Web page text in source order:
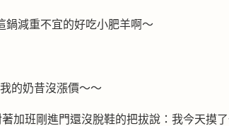
鍋減重不宜的好吃小肥羊啊～
我的奶昔沒漲價～～
加班剛進門還沒脫鞋的把拔說：我今天摸